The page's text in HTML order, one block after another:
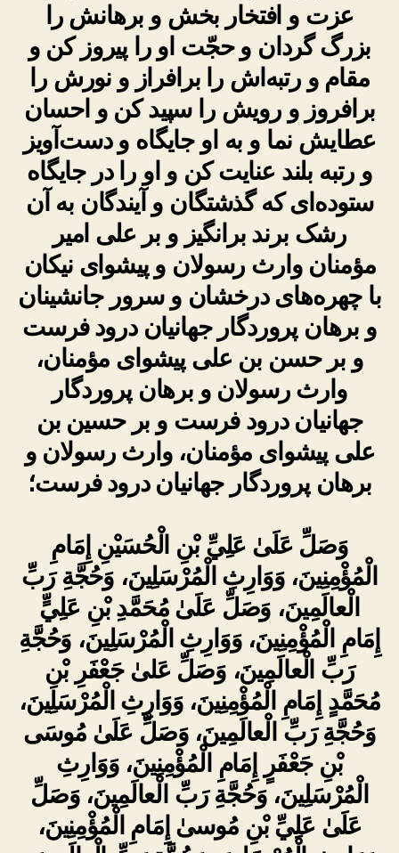
عزت و افتخار بخش و برهانش را
بزرگ گردان و حجّت او را پیروز کن و
مقام و رتبه‌اش را برافراز و نورش را
برافروز و رویش را سپید کن و احسان
عطایش نما و به او جایگاه و دست‌آویز
و رتبه بلند عنایت کن و او را در جایگاه
ستوده‌ای که گذشتگان و آیندگان به آن
رشک برند برانگیز و بر علی امیر
مؤمنان وارث رسولان و پیشوای نیکان
با چهره‌های درخشان و سرور جانشینان
و برهان پروردگار جهانیان درود فرست
و بر حسن بن علی پیشوای مؤمنان،
وارث رسولان و برهان پروردگار
جهانیان درود فرست و بر حسین بن
علی پیشوای مؤمنان، وارث رسولان و
برهان پروردگار جهانیان درود فرست؛
وَصَلِّ عَلَىٰ عَلِيِّ بْنِ الْحُسَيْنِ إِمَامِ
الْمُؤْمِنِينَ، وَوَارِثِ الْمُرْسَلِينَ، وَحُجَّةِ رَبِّ
الْعالَمِينَ، وَصَلِّ عَلَىٰ مُحَمَّدِ بْنِ عَلِيٍّ
إِمَامِ الْمُؤْمِنِينَ، وَوَارِثِ الْمُرْسَلِينَ، وَحُجَّةِ
رَبِّ الْعالَمِينَ، وَصَلِّ عَلىٰ جَعْفَرِ بْنِ
مُحَمَّدٍ إِمَامِ الْمُؤْمِنِينَ، وَوَارِثِ الْمُرْسَلِينَ،
وَحُجَّةِ رَبِّ الْعالَمِينَ، وَصَلِّ عَلَىٰ مُوسَى
بْنِ جَعْفَرٍ إِمَامِ الْمُؤْمِنِينَ، وَوَارِثِ
الْمُرْسَلِينَ، وَحُجَّةِ رَبِّ الْعالَمِينَ، وَصَلِّ
عَلَىٰ عَلِيِّ بْنِ مُوسىٰ إِمَامِ الْمُؤْمِنِينَ،